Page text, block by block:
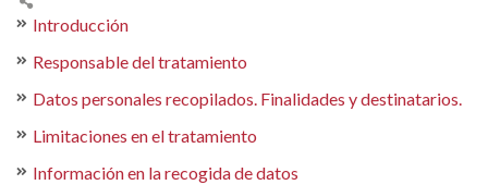
Introducción
Responsable del tratamiento
Datos personales recopilados. Finalidades y destinatarios.
Limitaciones en el tratamiento
Información en la recogida de datos